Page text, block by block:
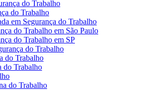
do Trabalho
do Trabalho
em Segurança do Trabalho
do Trabalho em São Paulo
do Trabalho em SP
do Trabalho
do Trabalho
do Trabalho
do Trabalho